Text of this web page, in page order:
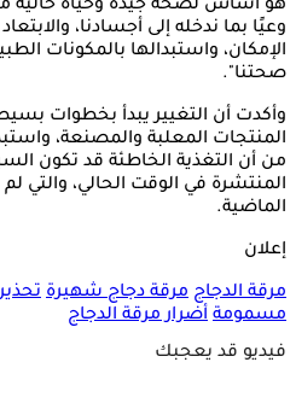
هو أساس لصحة جيدة وحياة خالية
وعيًا بما ندخله إلى أجسادنا،
الإمكان، واستبدالها بالمكونات
صحتنا".
وأكدت أن التغيير يبدأ بخطوات
المنتجات المعلبة والمصنعة،
من أن التغذية الخاطئة قد تكون
المنتشرة في الوقت الحالي، والتي
الماضية.
إعلان
مرقة الدجاج مرقة دجاج شهيرة
مسمومة أضرار مرقة الدجاج
فيديو قد يعجبك